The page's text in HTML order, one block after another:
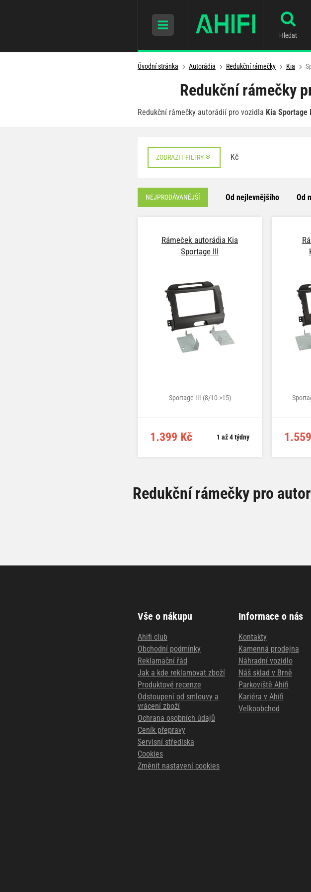
Hledat
Úvodní stránka Autorádia Redukční rámečky Kia
Redukční rámečky
Redukční rámečky autorádií pro vozidla Kia Sportage
ZOBRAZIT FILTRY Kč
NEJPRODÁVANĚJŠÍ Od nejlevnějšího Od
Rámeček autorádia Kia
Sportage III
Sportage III (8/10->15)
1.399 Kč 1 až 4 týdny
Redukční rámečky pro
Vše o nákupu
Ahifi club
Obchodní podmínky
Reklamační řád
Jak a kde reklamovat zboží
Produktové recenze
Odstoupení od smlouvy a
vrácení zboží
Ochrana osobních údajů
Ceník přepravy
Servisní střediska
Cookies
Změnit nastavení cookies
Informace o nás
Kontakty
Kamenná prodejna
Náhradní vozidlo
Náš sklad v Brně
Parkoviště Ahifi
Kariéra v Ahifi
Velkoobchod